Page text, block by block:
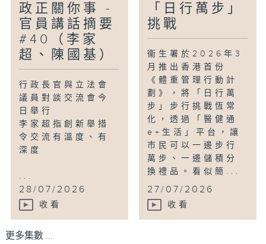
政正關你事 -
官員講話摘要
#40（李家
超、陳國基）
行政長官與立法會
議員對談交流會今
日舉行
李家超指創新舉措
令交流有溫度、有
深度
...
28/07/2026
收看
「日行萬步」
挑戰
衞生署於2026年3
月推出香港首份
《體重管理行動計
劃》，將「日行萬
步」步行挑戰恆常
化，透過「醫健通
e+生活」平台，讓
市民可以一邊步行
萬步、一邊儲積分
換禮品。看似簡...
27/07/2026
收看
更多集數 ...